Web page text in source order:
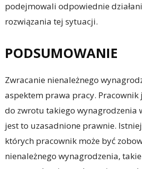
podejmowali odpowiednie
rozwiązania tej sytuacji.
PODSUMOWANIE
Zwracanie nienależnego
aspektem prawa pracy. Pracownik
do zwrotu takiego wynagrodzenia
jest to uzasadnione prawnie.
których pracownik może być
nienależnego wynagrodzenia,